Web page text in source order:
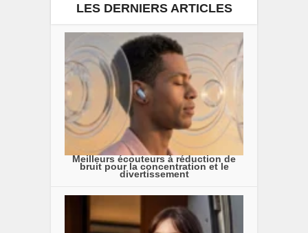
LES DERNIERS ARTICLES
Meilleurs écouteurs à réduction de
bruit pour la concentration et le
divertissement